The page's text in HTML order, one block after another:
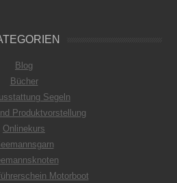
Blog
Bücher
Segeln
Produktvorstellung
Onlinekurs
Motorboot